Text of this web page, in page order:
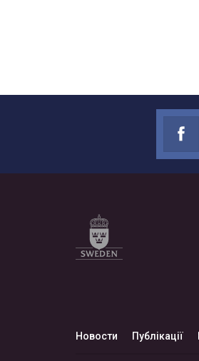
Новости Публікації